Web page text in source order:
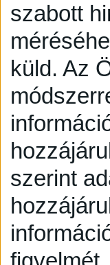
szabott
küld. Az
szerint